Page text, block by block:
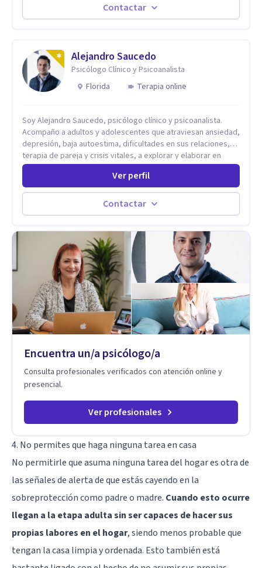
Integración Juvenil. Además, tuve el privilegio de colaborar
en comunidades como Olivar del Conde y Xochimilco, lo que
Contactar
Alejandro Saucedo
Psicólogo Clínico y Psicoanalista
Florida
Terapia online
Soy Alejandro Saucedo, psicólogo clínico y psicoanalista.
Acompaño a adultos y adolescentes que atraviesan ansiedad,
depresión, baja autoestima, dificultades en sus relaciones,
terapia de pareja y crisis vitales, a explorar y elaborar en
profundidad los conflictos internos que generan malestar en
autoconocimiento y análisis, es posible acceder a las
historias personales, elaborar las experiencias del pasado y
resignificarlas, liberando su influencia para construir un futuro
crea un espacio de verbalización libre y sin filtros. A través de
esta conversación abierta y del trabajo analítico conjunto, se
exploran las vivencias que aún condicionan el presente, se les
otorga un nuevo sentido y se transforma su impacto
emocional. De esta forma, los pacientes logran mayor
claridad sobre sí mismos, reducen significativamente su
sufrimiento y alcanzan cambios profundos y duraderos en su
vida y relaciones personales.
Ver perfil
Contactar
Encuentra un/a psicólogo/a
Consulta profesionales verificados con atención online y
presencial.
Ver profesionales
4. No permites que haga ninguna tarea en casa
No permitirle que asuma ninguna tarea del hogar es otra de
las señales de alerta de que estás cayendo en la
sobreprotección como padre o madre. Cuando esto ocurre
llegan a la etapa adulta sin ser capaces de hacer sus
propias labores en el hogar, siendo menos probable que
tengan la casa limpia y ordenada. Esto también está